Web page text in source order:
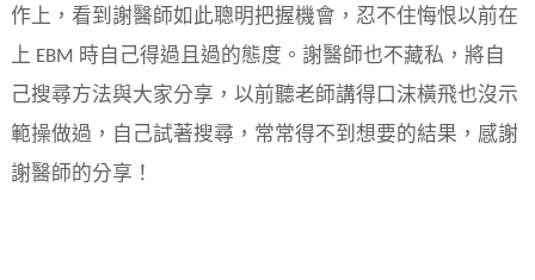
作上，看到謝醫師如此聰明把握機會，忍不住悔恨以前在
上 EBM 時自己得過且過的態度。謝醫師也不藏私，將自
己搜尋方法與大家分享，以前聽老師講得口沫橫飛也沒示
範操做過，自己試著搜尋，常常得不到想要的結果，感謝
謝醫師的分享！